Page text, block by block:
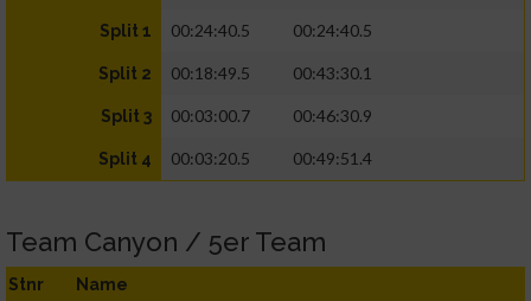
Split 1 00:24:40.5 00:24:40.5
Split 2 00:18:49.5 00:43:30.1
Split 3 00:03:00.7 00:46:30.9
Split 4 00:03:20.5 00:49:51.4
Team Canyon / 5er Team
Stnr Name